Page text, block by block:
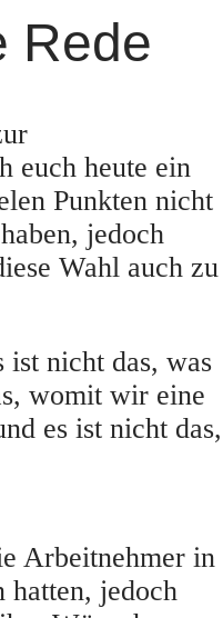
Rede
euch heute ein
Punkten nicht
jedoch
Wahl auch zu
ist nicht das, was
womit wir eine
es ist nicht das,
Arbeitnehmer in
hatten, jedoch